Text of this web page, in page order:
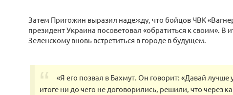
Затем Пригожин выразил надежду, что бойцов ЧВК
президент Украина посоветовал «обратиться к своим». В
Зеленскому вновь встретиться в городе в будущем.
«Я его позвал в Бахмут. Он говорит: «Давай
итоге ни до чего не договорились, решили, что через